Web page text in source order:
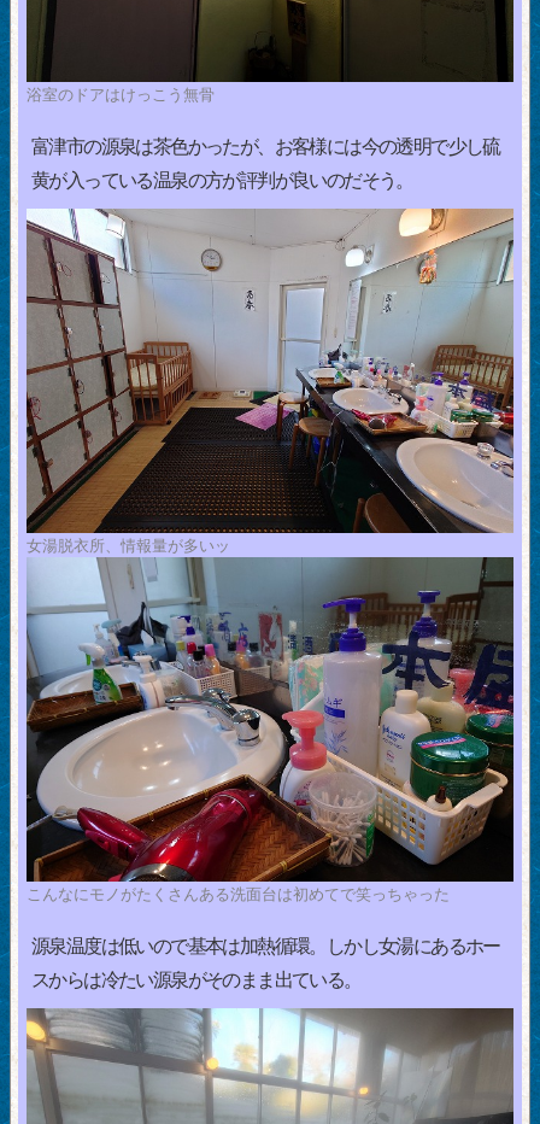
浴室のドアはけっこう無骨
富津市の源泉は茶色かったが、お客様には今の透明で少し硫
黄が入っている温泉の方が評判が良いのだそう。
女湯脱衣所、情報量が多いッ
こんなにモノがたくさんある洗面台は初めてで笑っちゃった
源泉温度は低いので基本は加熱循環。しかし女湯にあるホー
スからは冷たい源泉がそのまま出ている。